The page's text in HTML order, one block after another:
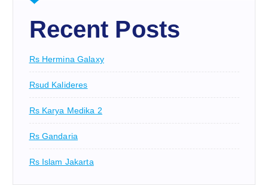
Recent Posts
Rs Hermina Galaxy
Rsud Kalideres
Rs Karya Medika 2
Rs Gandaria
Rs Islam Jakarta